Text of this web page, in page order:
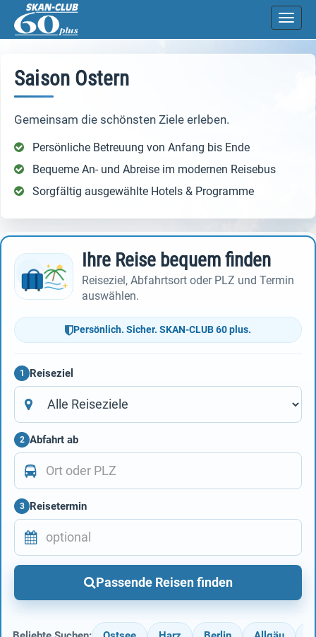
Direkt zum Inhalt springen
Saison Ostern
Gemeinsam die schönsten Ziele erleben.
Persönliche Betreuung von Anfang bis Ende
Bequeme An- und Abreise im modernen Reisebus
Sorgfältig ausgewählte Hotels & Programme
Ihre Reise bequem finden
Reiseziel, Abfahrtsort oder PLZ und Termin
auswählen.
Persönlich. Sicher. SKAN-CLUB 60 plus.
1 Reiseziel
2 Abfahrt ab
3 Reisetermin
Passende Reisen finden